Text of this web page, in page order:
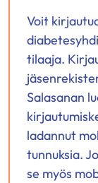
Voit
tilaaja.
Salasanan
ladannut
tunnuksia.
se myös